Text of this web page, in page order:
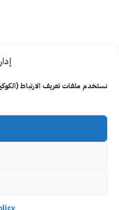
إدارة ملفات
تعريف الارتباط (الكوكيز) لتحسين
إدارة